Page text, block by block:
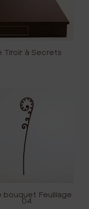
Tiroir à Secrets
bouquet Feuillage
04